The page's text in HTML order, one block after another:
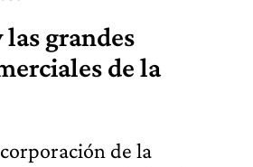
las grandes
de la
de la